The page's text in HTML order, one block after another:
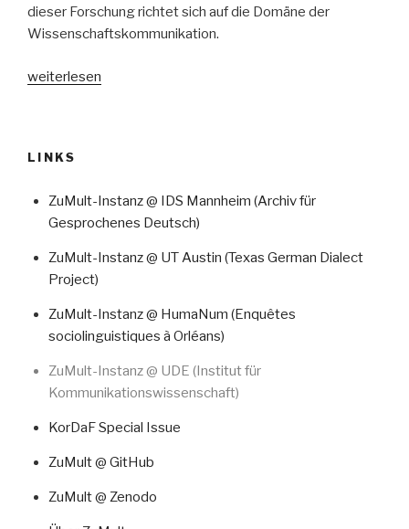
dieser Forschung richtet sich auf die Domäne der
Wissenschaftskommunikation.
„ZuMult
weiterlesen
LINKS
ZuMult-Instanz @ IDS Mannheim (Archiv für
Gesprochenes Deutsch)
ZuMult-Instanz @ UT Austin (Texas German Dialect
Project)
ZuMult-Instanz @ HumaNum (Enquêtes
sociolinguistiques à Orléans)
ZuMult-Instanz @ UDE (Institut für
Kommunikationswissenschaft)
KorDaF Special Issue
ZuMult @ GitHub
ZuMult @ Zenodo